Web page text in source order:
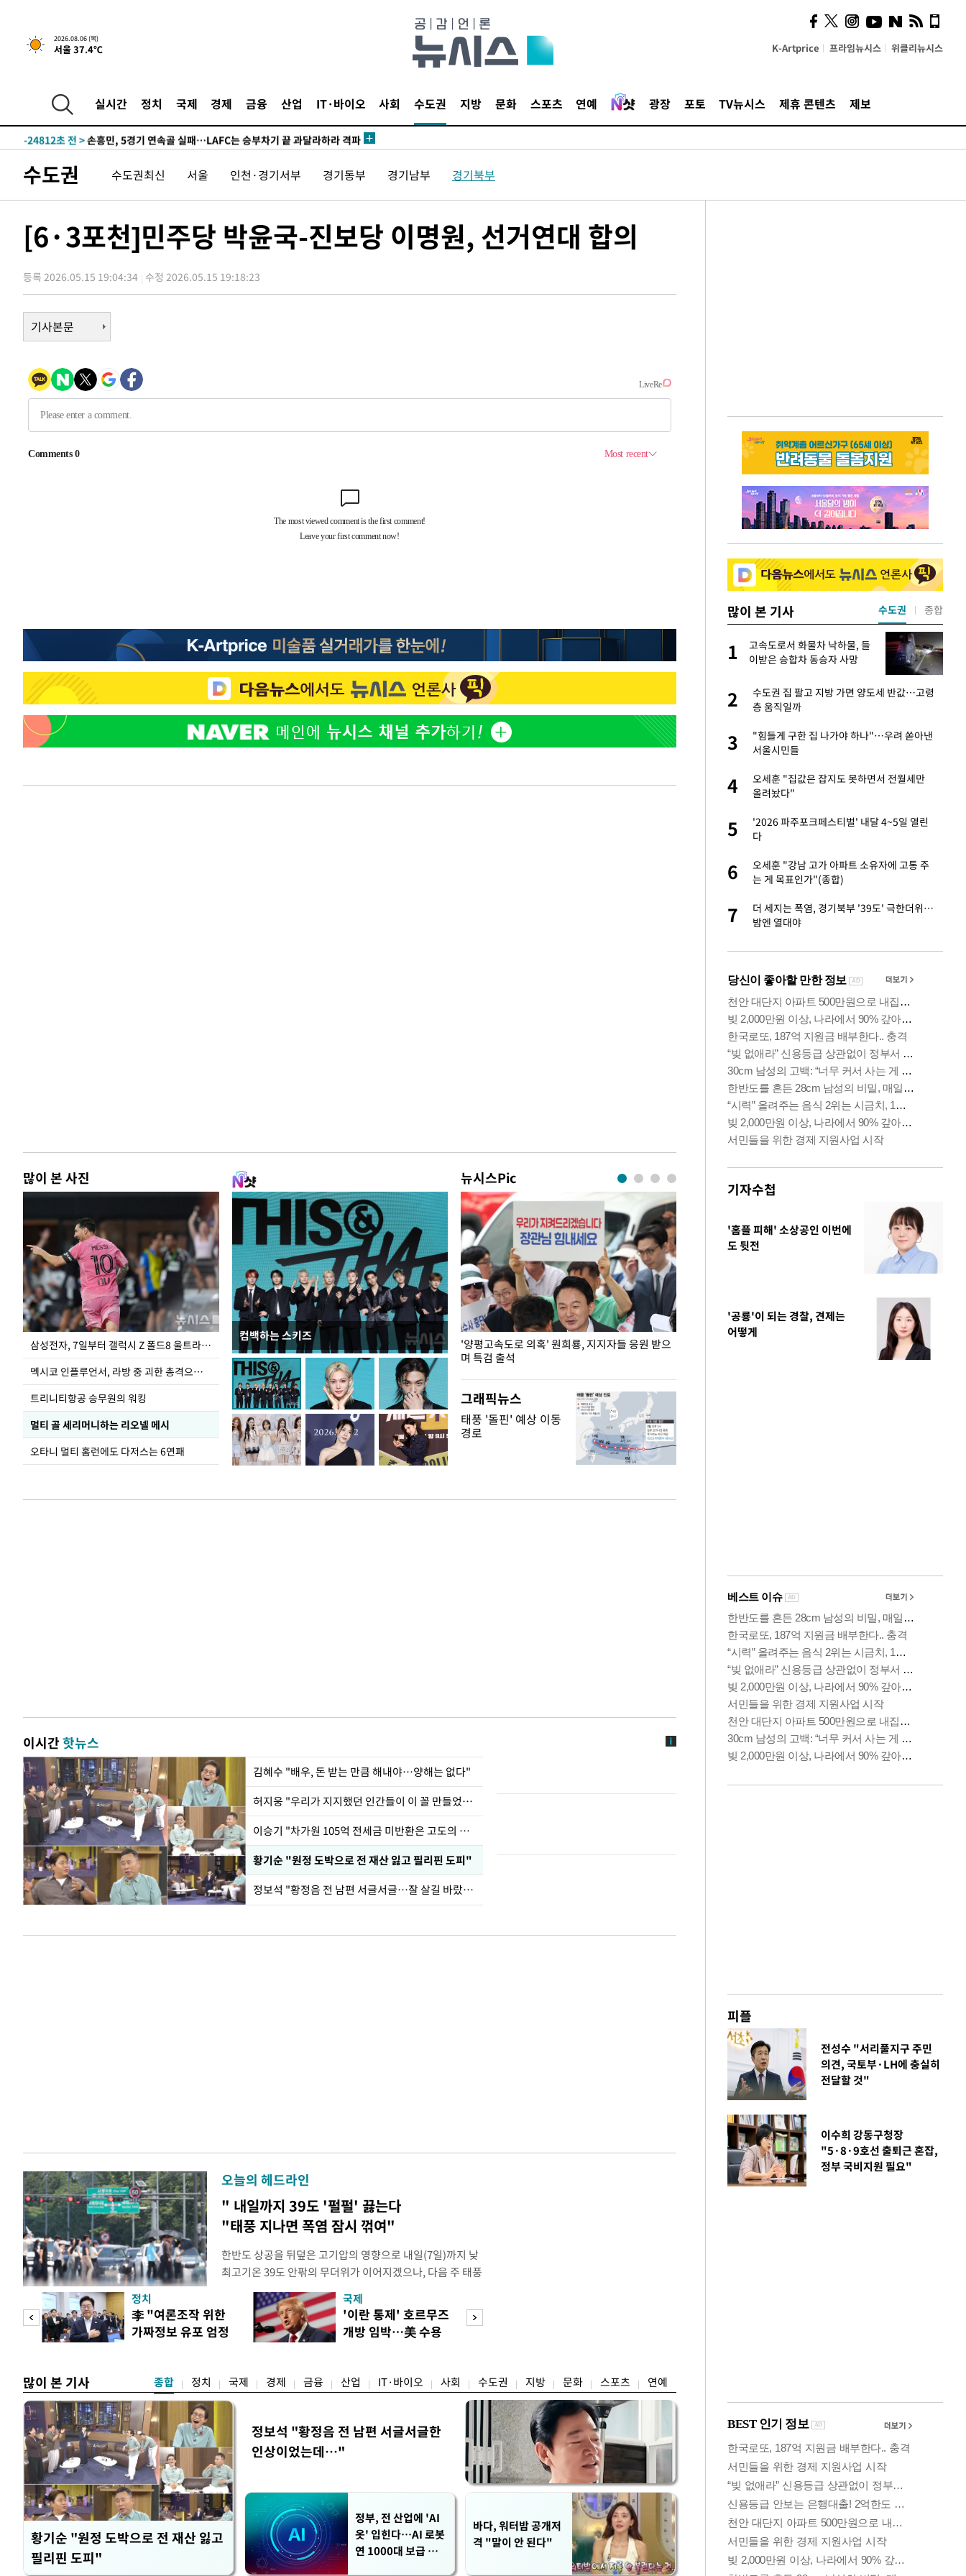
2026.08.06 (목)
서울 37.4℃ K-Artprice 프라임뉴시스 위클리뉴시스
실시간 정치 국제 경제 금융 산업 IT·바이오 사회 수도권 지방 문화 스포츠 연예 광장 포토 TV뉴시스 제휴 콘텐츠 제보
2시간 전 >[속보] 호르무즈 해협 이란-오만 협상 기대속 뉴욕증시 혼조 마감 다우
0.49%↑
-30373초 전 > [속보]코스닥, 800p 회복…0.26% 오른 801.67 마감
-30168초 전 >
[속보]원·달러 환율, 0.7원 내린 1423.8원 마감
-27767초 전 >
-24812초 전 >손흥민, 5경기 연속골 실패…LAFC는 승부차기 끝 과달라하라 격파
-17050초 전 >
트럼프, 한국계 진보 주지사 후보 맹공…"공산주의가 최대 위협"
-17028초 전 >"美간섭에 합의 지연"…트럼프, '이란 호르무즈 통제권' 수용할까
-12245초 전 >[속보]경찰, '홍명보 선임 논란' 대한축구협회·축구회관 등 압수수
색
상
-11425초 전 >[속보]코스피 매도사이드카 발동…4%대 급락
-10697초 전 >[속보]전남광주 초대 시민추천 부시장에 백승주·윤난실
-8258초 전 >
-6825초 전 >[속보]코스닥, 2.15포인트(0.27%) 내린 797.44 출발
-3255초 전 > 6월 경상수지 497.3억 달러…두 달 연속 사상 최대
-3206초 전 >서울 낮 39도 '폭염중대경보'…40도 관측 가능성도
-568초 전 >미 워싱턴주 스포캔 시의 통제불능 3개 산불, 방화선 일부 구축
0.49%↑
-30373초 전 >
"여기 떨어졌다"…다누리, 스페이스X 로켓 달 충돌 흔적 포착
손흥민, 5경기 연속골 실패…LAFC는 승부차기 끝 과달라하라 격파
-12245초 전 >
[속보]경찰, '홍명보 선임 논란' 대한축구협회·축구회관 등 압수수
색
-11632초 전 >[속보]산업장관 "美무역법 제301조 과잉생산 결과 발표 8월 중 예
-11425초 전 >
[속보]코스피 매도사이드카 발동…4%대 급락
-10697초 전 >[속보]전남광주 초대 시민추천 부시장에 백승주·윤난실
-8258초 전 >
서울 열대야 15일째 지속…비공식 '초열대야' 30도 넘어
-6825초 전 >
[속보]코스닥, 2.15포인트(0.27%) 내린 797.44 출발
-3255초 전 >6월 경상수지 497.3억 달러…두 달 연속 사상 최대
수도권 수도권최신 서울 인천·경기서부 경기동부 경기남부 경기북부
[6·3포천]민주당 박윤국-진보당 이명원, 선거연대 합의
등록 2026.05.15 19:04:34 수정 2026.05.15 19:18:23
기사본문
많이 본 사진
삼성전자, 7일부터 갤럭시 Z 폴드8 울트라·폴드8·플립8 출시
멕시코 인플루언서, 라방 중 괴한 총격으로 사망
트리니티항공 승무원의 워킹
멀티 골 세리머니하는 리오넬 메시
오타니 멀티 홈런에도 다저스는 6연패
컴백하는 스키즈
뉴시스Pic
이재명 대통령, "수사·기소 분리 관련 대비책 최
선 다해 강구해야"
'양평고속도로 의혹' 원희룡, 지지자들 응원 받으
며 특검 출석
장동혁 "李 대
하다"
그래픽뉴스
태풍 '돌핀' 예상 이동
경로
이시간핫뉴스
김혜수 "배우, 돈 받는 만큼 해내야…양해는 없다"
허지웅 "우리가 지지했던 인간들이 이 꼴 만들었다"
이승기 "차가원 105억 전세금 미반환은 고도의 사기"
황기순 "원정 도박으로 전 재산 잃고 필리핀 도피"
정보석 "황정음 전 남편 서글서글…잘 살길 바랐는데"
오늘의 헤드라인
" 내일까지 39도 '펄펄' 끓는다
"태풍 지나면 폭염 잠시 꺾여"
한반도 상공을 뒤덮은 고기압의 영향으로 내일(7일)까지 낮
최고기온 39도 안팎의 무더위가 이어지겠으나, 다음 주 태풍
'돌핀'이 지나며 기압계가 재편되는 과정에서 폭염이 일시적
으로 주춤할 것으로 기상청은 내다봤다. 기상청은 6일 오전
정례 브리핑을 열고 이같이 밝혔다. 이광연 기상청 예보분석
관은 "상층까지 잘 연결된 고기압이 한반도에 자리잡고 있
정치
李 "여론조작 위한
가짜정보 유포 엄정
국제
'이란 통제' 호르무즈
개방 임박…美 수용
많이 본 기사 종합 정치 국제 경제 금융 산업 IT·바이오 사회 수도권 지방 문화 스포츠 연예
황기순 "원정 도박으로 전 재산 잃고
필리핀 도피"
정보석 "황정음 전 남편 서글서글한
인상이었는데…"
정부, 전 산업에 'AI
옷' 입힌다…AI 로봇
연 1000대 보급 추
바다, 워터밤 공개저
격 "말이 안 된다"
많이 본 기사
황기순 "원정 도박으로 전 재
산 잃고 필리핀 도피"
2
었는데…"
3
정부, 전 산업에 'AI 옷' 입힌다…AI 로봇 연
1000대 보급 추진
4
1
고속도로서 화물차 낙하물, 들
이받은 승합차 동승자 사망
2
수도권 집 팔고 지방 가면 양도세 반값…고령
층 움직일까
3
"힘들게 구한 집 나가야 하나"…우려 쏟아낸
서울시민들
4
오세훈 "집값은 잡지도 못하면서 전월세만
올려놨다"
5
'2026 파주포크페스티벌' 내달 4~5일 열린
다
6
오세훈 "강남 고가 아파트 소유자에 고통 주
는 게 목표인가"(종합)
7
더 세지는 폭염, 경기북부 '39도' 극한더위…
밤엔 열대야
수도권 종합
기자수첩
'홈플 피해' 소상공인 이번에
도 뒷전
'공룡'이 되는 경찰, 견제는
어떻게
피플
전성수 "서리풀지구 주민
의견, 국토부·LH에 충실히
전달할 것"
이수희 강동구청장
"5·8·9호선 출퇴근 혼잡,
정부 국비지원 필요"